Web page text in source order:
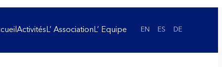
ActivitésL’ AssociationL’ Equipe EN ES DE